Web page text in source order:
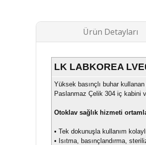
Ürün Detayları
LK LABKOREA
Yüksek basınçlı buhar
Paslanmaz Çelik 304 iç kabini
Otoklav sağlık hizmeti
• Tek dokunuşla kullanım
• Isıtma, basınçlandırma,